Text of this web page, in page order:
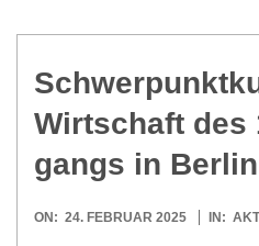
O
N
O
R
Wirtschaft
gangs in Berlin
2025-
ON: 24. FEBRUAR 2025 IN: